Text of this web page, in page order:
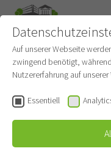
Gehört zuThoraxklinik
Auf unserer Webseite
zwingend benötigt,
Nutzererfahrung auf
Essentiell